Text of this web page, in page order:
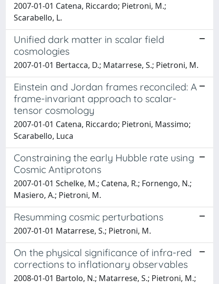
2007-01-01 Catena, Riccardo; Pietroni, M.;
Scarabello, L.
Unified dark matter in scalar field
cosmologies
2007-01-01 Bertacca, D.; Matarrese, S.; Pietroni, M.
Einstein and Jordan frames reconciled: A
frame-invariant approach to scalar-
tensor cosmology
2007-01-01 Catena, Riccardo; Pietroni, Massimo;
Scarabello, Luca
Constraining the early Hubble rate using
Cosmic Antiprotons
2007-01-01 Schelke, M.; Catena, R.; Fornengo, N.;
Masiero, A.; Pietroni, M.
Resumming cosmic perturbations
2007-01-01 Matarrese, S.; Pietroni, M.
On the physical significance of infra-red
corrections to inflationary observables
2008-01-01 Bartolo, N.; Matarrese, S.; Pietroni, M.;